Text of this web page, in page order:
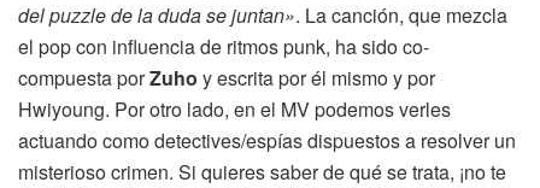
del puzzle de la duda se juntan». La canción, que mezcla
el pop con influencia de ritmos punk, ha sido co-
compuesta porZuho y escrita por él mismo y por
Hwiyoung. Por otro lado, en el MV podemos verles
actuando como detectives/espías dispuestos a resolver un
misterioso crimen. Si quieres saber de qué se trata, ¡no te